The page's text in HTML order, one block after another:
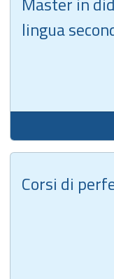
lingua
Corsi di